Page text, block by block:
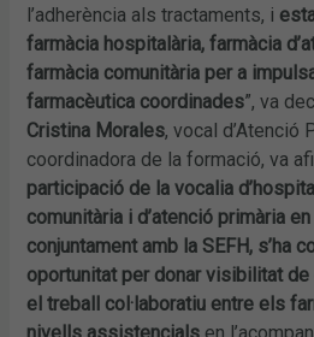
l’adherència als tractaments, i
farmàcia hospitalària, farmàcia
farmàcia comunitària per a
farmacèutica coordinades”, va
Cristina Morales, vocal d’Atenció
coordinadora de la formació, va
participació de la vocalia
comunitària i d’atenció primària
conjuntament amb la SEFH, s’ha
oportunitat per donar visibilitat
el treball col·laboratiu entre els